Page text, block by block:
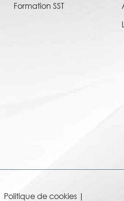
Formation SST
Politique de cookies|